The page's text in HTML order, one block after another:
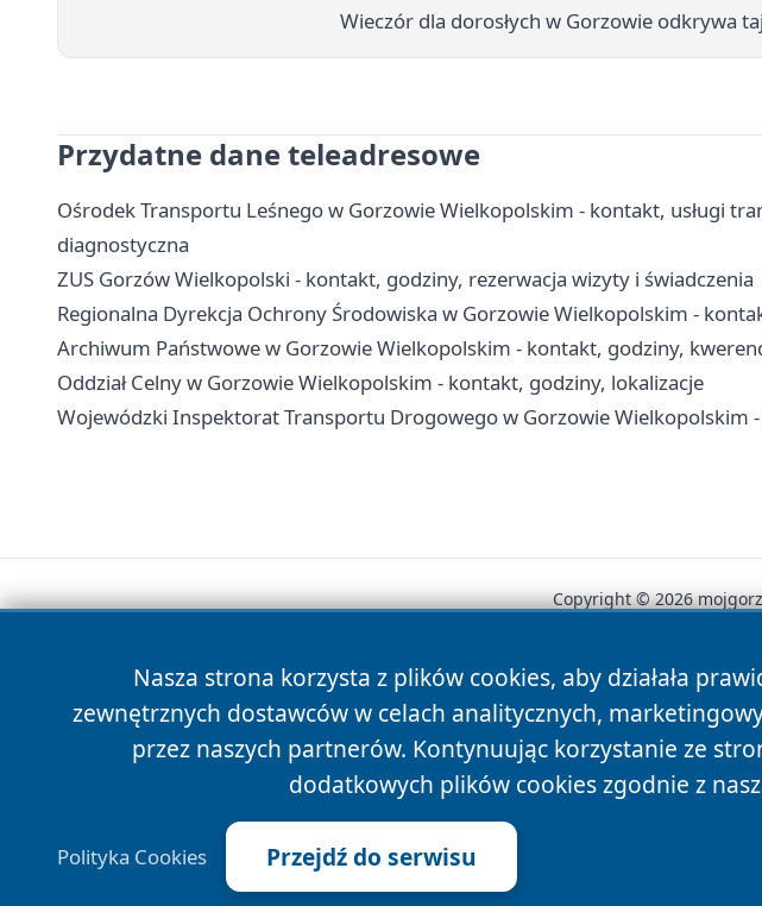
Wieczór dla dorosłych w Gorzowie odkrywa
Przydatne dane teleadresowe
Ośrodek Transportu Leśnego w Gorzowie Wielkopolskim - kontakt, usługi
diagnostyczna
ZUS Gorzów Wielkopolski - kontakt, godziny, rezerwacja wizyty i świadczenia
Regionalna Dyrekcja Ochrony Środowiska w Gorzowie Wielkopolskim -
Archiwum Państwowe w Gorzowie Wielkopolskim - kontakt, godziny,
Oddział Celny w Gorzowie Wielkopolskim - kontakt, godziny, lokalizacje
Wojewódzki Inspektorat Transportu Drogowego w Gorzowie Wielkopolskim -
Nasza strona korzysta z plików cookies, aby działała
zewnętrznych dostawców w celach analitycznych,
przez naszych partnerów. Kontynuując korzystanie ze
dodatkowych plików cookies zgodnie z
Polityka Cookies Przejdź do serwisu
Copyright © 2026
News Autorzy